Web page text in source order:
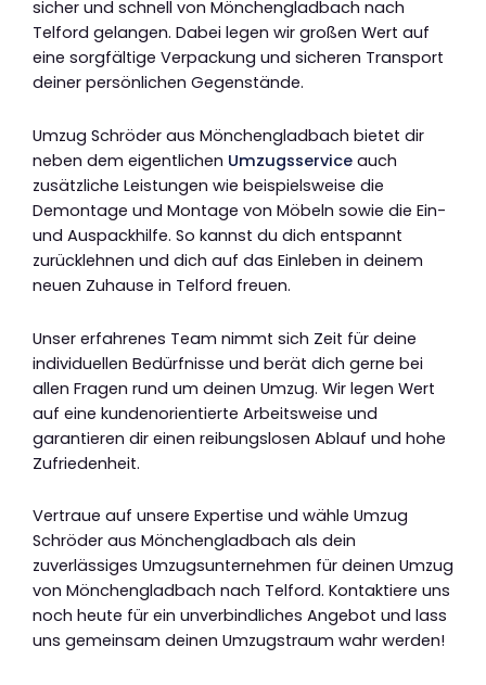
sicher und schnell von Mönchengladbach nach
Telford gelangen. Dabei legen wir großen Wert auf
eine sorgfältige Verpackung und sicheren Transport
deiner persönlichen Gegenstände.
Umzug Schröder aus Mönchengladbach bietet dir
neben dem eigentlichen Umzugsservice auch
zusätzliche Leistungen wie beispielsweise die
Demontage und Montage von Möbeln sowie die Ein-
und Auspackhilfe. So kannst du dich entspannt
zurücklehnen und dich auf das Einleben in deinem
neuen Zuhause in Telford freuen.
Unser erfahrenes Team nimmt sich Zeit für deine
individuellen Bedürfnisse und berät dich gerne bei
allen Fragen rund um deinen Umzug. Wir legen Wert
auf eine kundenorientierte Arbeitsweise und
garantieren dir einen reibungslosen Ablauf und hohe
Zufriedenheit.
Vertraue auf unsere Expertise und wähle Umzug
Schröder aus Mönchengladbach als dein
zuverlässiges Umzugsunternehmen für deinen Umzug
von Mönchengladbach nach Telford. Kontaktiere uns
noch heute für ein unverbindliches Angebot und lass
uns gemeinsam deinen Umzugstraum wahr werden!